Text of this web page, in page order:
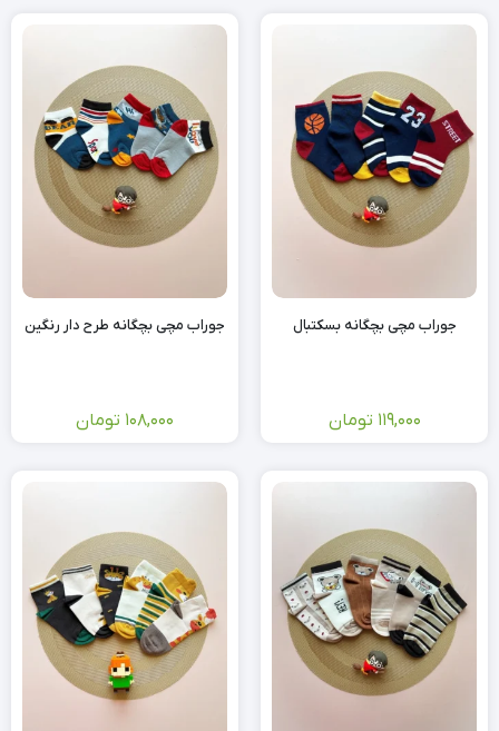
جوراب مچی بچگانه بسکتبال
119,000 تومان
جوراب مچی بچگانه طرح دار رنگین
108,000 تومان